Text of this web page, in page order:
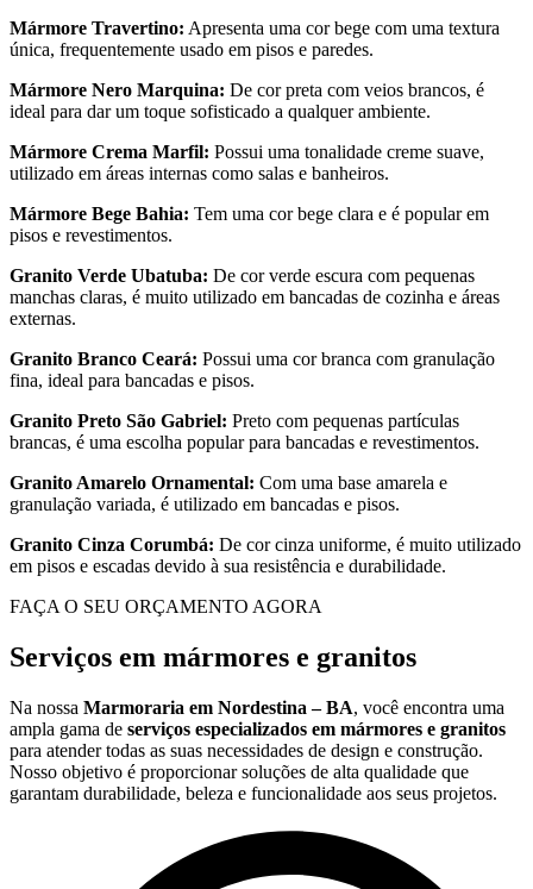
Mármore Travertino: Apresenta uma cor bege com uma textura
única, frequentemente usado em pisos e paredes.
Mármore Nero Marquina: De cor preta com veios brancos, é
ideal para dar um toque sofisticado a qualquer ambiente.
Mármore Crema Marfil: Possui uma tonalidade creme suave,
utilizado em áreas internas como salas e banheiros.
Mármore Bege Bahia: Tem uma cor bege clara e é popular em
pisos e revestimentos.
Granito Verde Ubatuba: De cor verde escura com pequenas
manchas claras, é muito utilizado em bancadas de cozinha e áreas
externas.
Granito Branco Ceará: Possui uma cor branca com granulação
fina, ideal para bancadas e pisos.
Granito Preto São Gabriel: Preto com pequenas partículas
brancas, é uma escolha popular para bancadas e revestimentos.
Granito Amarelo Ornamental: Com uma base amarela e
granulação variada, é utilizado em bancadas e pisos.
Granito Cinza Corumbá: De cor cinza uniforme, é muito utilizado
em pisos e escadas devido à sua resistência e durabilidade.
FAÇA O SEU ORÇAMENTO AGORA
Serviços em mármores e granitos
Na nossa Marmoraria em Nordestina – BA, você encontra uma
ampla gama de serviços especializados em mármores e granitos
para atender todas as suas necessidades de design e construção.
Nosso objetivo é proporcionar soluções de alta qualidade que
garantam durabilidade, beleza e funcionalidade aos seus projetos.